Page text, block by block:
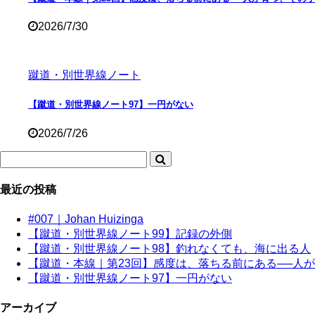
2026/7/30
蹴道・別世界線ノート
【蹴道・別世界線ノート97】一円がない
2026/7/26
最近の投稿
#007｜Johan Huizinga
【蹴道・別世界線ノート99】記録の外側
【蹴道・別世界線ノート98】釣れなくても、海に出る人
【蹴道・本線｜第23回】感度は、落ちる前にある──人
【蹴道・別世界線ノート97】一円がない
アーカイブ